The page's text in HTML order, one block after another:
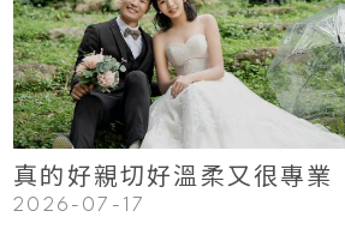
Read More
真的好親切好溫柔又很專業
2026-07-17